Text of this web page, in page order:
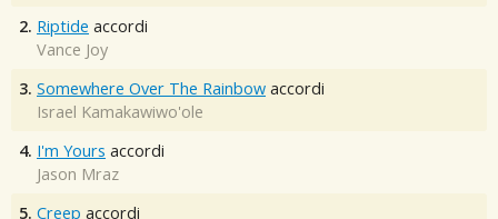
2. Riptide accordi
Vance Joy
3. Somewhere Over The Rainbow accordi
Israel Kamakawiwo'ole
4. I'm Yours accordi
Jason Mraz
5. Creep accordi